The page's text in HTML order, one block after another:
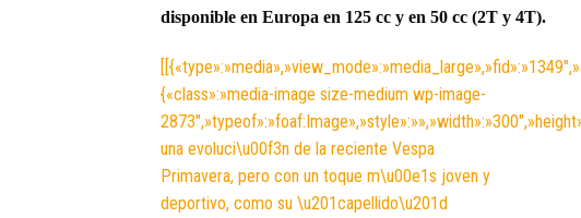
disponible en Europa en 125 cc y en 50 cc (2T y 4T).
{«class»:»media-image size-medium wp-image-
una evoluci\u00f3n de la reciente Vespa
Primavera, pero con un toque m\u00e1s joven y
deportivo, como su \u201capellido\u201d